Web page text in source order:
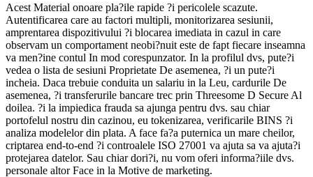
Acest Material onoare pla?ile rapide ?i pericolele scazute.
Autentificarea care au factori multipli, monitorizarea sesiunii,
amprentarea dispozitivului ?i blocarea imediata in cazul in care
observam un comportament neobi?nuit este de fapt fiecare inseamna
va men?ine contul In mod corespunzator. In la profilul dvs, pute?i
vedea o lista de sesiuni Proprietate De asemenea, ?i un pute?i
incheia. Daca trebuie conduita un salariu in la Leu, cardurile De
asemenea, ?i transferurile bancare trec prin Threesome D Secure Al
doilea. ?i la impiedica frauda sa ajunga pentru dvs. sau chiar
portofelul nostru din cazinou, eu tokenizarea, verificarile BINS ?i
analiza modelelor din plata. A face fa?a puternica un mare cheilor,
criptarea end-to-end ?i controalele ISO 27001 va ajuta sa va ajuta?i
protejarea datelor. Sau chiar dori?i, nu vom oferi informa?iile dvs.
personale altor Face in la Motive de marketing.